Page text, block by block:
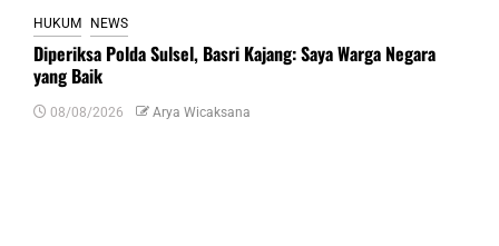
HUKUM NEWS
Diperiksa Polda Sulsel, Basri Kajang: Saya Warga Negara
yang Baik
08/08/2026 Arya Wicaksana